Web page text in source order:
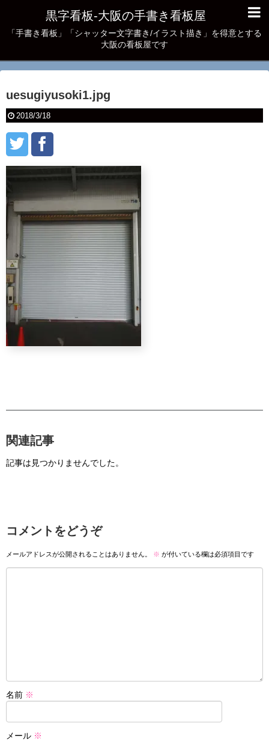
黒字看板‐大阪の手書き看板屋
「手書き看板」「シャッター文字書き/イラスト描き」を得意とする
大阪の看板屋です
uesugiyusoki1.jpg
2018/3/18
関連記事
記事は見つかりませんでした。
コメントをどうぞ
メールアドレスが公開されることはありません。 ※ が付いている欄は必須項目です
名前 ※
メール ※